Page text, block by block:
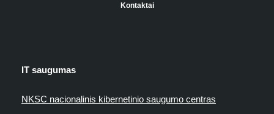
Kontaktai
IT saugumas
NKSC nacionalinis kibernetinio saugumo centras